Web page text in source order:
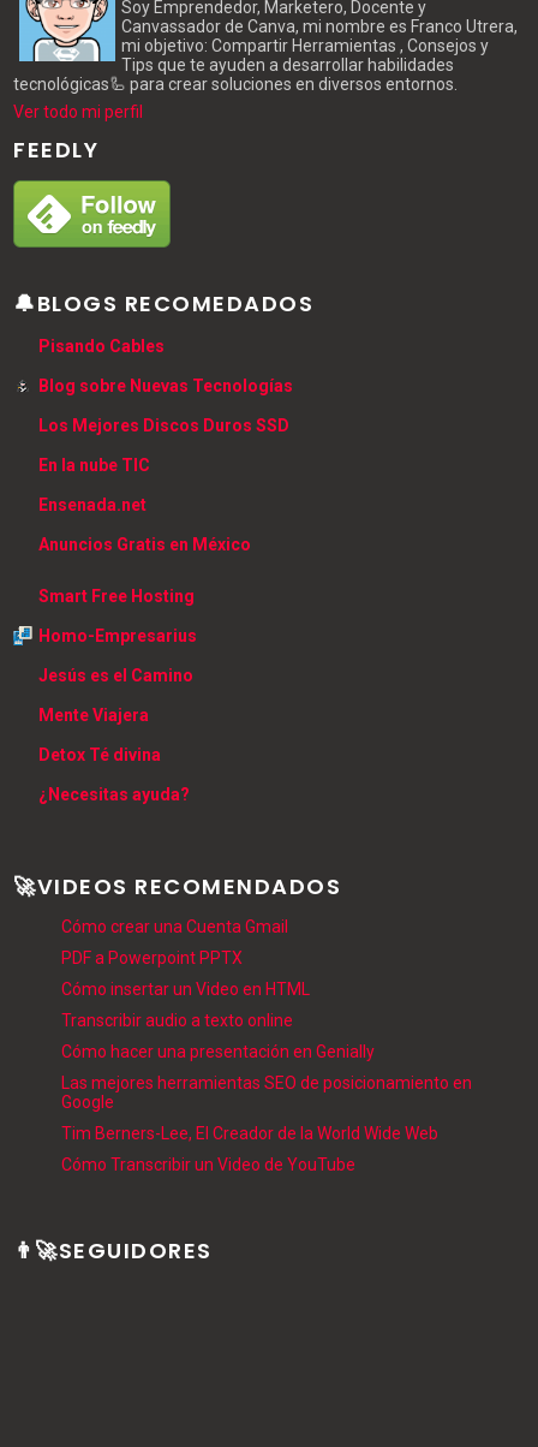
Soy Emprendedor, Marketero, Docente y
Canvassador de Canva, mi nombre es Franco Utrera,
mi objetivo: Compartir Herramientas , Consejos y
Tips que te ayuden a desarrollar habilidades
tecnológicas🦾 para crear soluciones en diversos entornos.
Ver todo mi perfil
FEEDLY
🔔BLOGS RECOMEDADOS
Pisando Cables
Blog sobre Nuevas Tecnologías
Los Mejores Discos Duros SSD
En la nube TIC
Ensenada.net
Anuncios Gratis en México
Smart Free Hosting
Homo-Empresarius
Jesús es el Camino
Mente Viajera
Detox Té divina
¿Necesitas ayuda?
🚀VIDEOS RECOMENDADOS
Cómo crear una Cuenta Gmail
PDF a Powerpoint PPTX
Cómo insertar un Video en HTML
Transcribir audio a texto online
Cómo hacer una presentación en Genially
Las mejores herramientas SEO de posicionamiento en
Google
Tim Berners-Lee, El Creador de la World Wide Web
Cómo Transcribir un Video de YouTube
👨‍🚀SEGUIDORES